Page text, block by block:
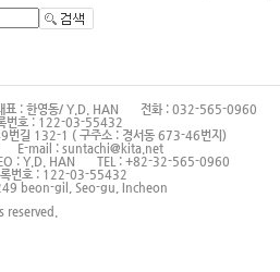
표 : 한영동/ Y.D. HAN
전화 : 032-565-0960
번호 : 122-03-55432
번길 132-1 ( 구주소 : 경서동 673-46번지)
E-mail : suntachi@kita.net
: Y.D. HAN
TEL : +82-32-565-0960
록번호 : 122-03-55432
beon-gil, Seo-gu, Incheon